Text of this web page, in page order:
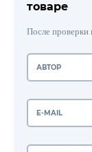
товаре
После проверки